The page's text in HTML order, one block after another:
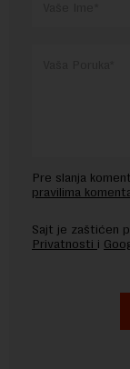
Pre slanja
pravilima
Sajt je zaštićen
Privatnosti i